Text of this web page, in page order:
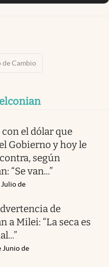
de Cambio
con el dólar que
Gobierno y hoy le
según
“Se van...”
Julio de
de
a Milei: “La seca es
Junio de